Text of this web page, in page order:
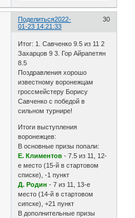
Поделиться 30
2022-
01-23 14:21:33
Итог: 1. Савченко 9.5 из 11 2
Захарцов 9 3. Гор Айрапетян
8.5
Поздравления хорошо
известному воронежцам
гроссмейстеру Борису
Савченко с победой в
сильном турнире!
Итоги выступления
воронежцев:
В основные призы попали:
Е. Климентов - 7.5 из 11, 12-
е место (15-й в стартовом
списке), -1 пункт
Д. Родин - 7 из 11, 13-е
место (14-й в стартовом
сипске), +21 пункт
В дополнительные призы